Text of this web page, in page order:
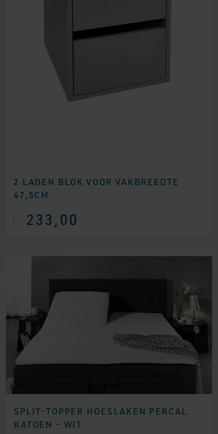
2 LADEN BLOK VOOR VAKBREEDTE
47,5CM
233,00
SPLIT-TOPPER HOESLAKEN PERCAL
KATOEN – WIT